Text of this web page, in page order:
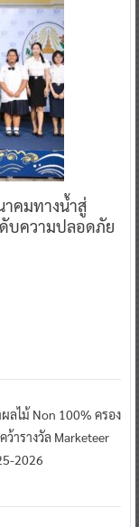
าคมทางน้ำสู่
บความปลอดภัย
ลไม้ Non 100% ครอง
ารางวัล Marketeer
2026